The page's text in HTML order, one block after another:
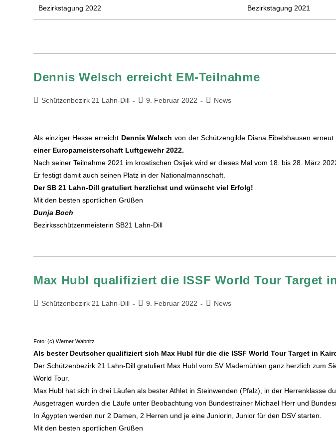
Bezirkstagung 2022
Bezirkstagung 2021
Dennis Welsch erreicht EM-Teilnahme
Schützenbezirk 21 Lahn-Dill 9. Februar 2022 News
Als einziger Hesse erreicht Dennis Welsch von der Schützengilde Diana Eibelshausen
einer Europameisterschaft Luftgewehr 2022.
Nach seiner Teilnahme 2021 im kroatischen Osijek wird er dieses Mal vom 18. bis 28. März
Er festigt damit auch seinen Platz in der Nationalmannschaft.
Der SB 21 Lahn-Dill gratuliert herzlichst und wünscht viel Erfolg!
Mit den besten sportlichen Grüßen
Dunja Boch
Bezirksschützenmeisterin SB21 Lahn-Dill
Max Hubl qualifiziert die ISSF World Tour Target
Schützenbezirk 21 Lahn-Dill 9. Februar 2022 News
Foto: (c) Werner Wabnitz
Als bester Deutscher qualifiziert sich Max Hubl für die die ISSF World Tour Target in
Der Schützenbezirk 21 Lahn-Dill gratuliert Max Hubl vom SV Mademühlen ganz herzlich zum
World Tour.
Max Hubl hat sich in drei Läufen als bester Athlet in Steinwenden (Pfalz), in der Herrenklasse
Ausgetragen wurden die Läufe unter Beobachtung von Bundestrainer Michael Herr und
In Ägypten werden nur 2 Damen, 2 Herren und je eine Juniorin, Junior für den DSV starten.
Mit den besten sportlichen Grüßen